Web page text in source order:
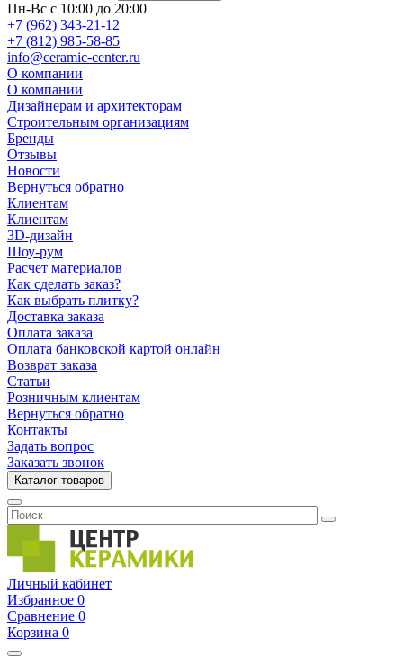
Пн-Вс с 10:00 до 20:00
+7 (962) 343-21-12
+7 (812) 985-58-85
info@ceramic-center.ru
О компании
О компании
Дизайнерам и архитекторам
Строительным организациям
Бренды
Отзывы
Новости
Вернуться обратно
Клиентам
Клиентам
3D-дизайн
Шоу-рум
Расчет материалов
Как сделать заказ?
Как выбрать плитку?
Доставка заказа
Оплата заказа
Оплата банковской картой онлайн
Возврат заказа
Статьи
Розничным клиентам
Вернуться обратно
Контакты
Задать вопрос
Заказать звонок
Каталог товаров
Личный кабинет
Избранное 0
Сравнение 0
Корзина 0